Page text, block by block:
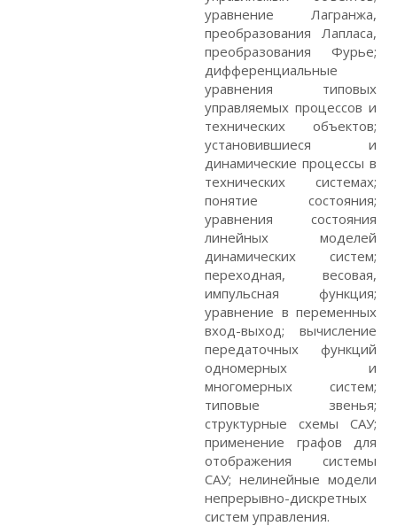
уравнение Лагранжа,
преобразования Лапласа,
преобразования Фурье;
дифференциальные
уравнения типовых
управляемых процессов и
технических объектов;
установившиеся и
динамические процессы в
технических системах;
понятие состояния;
уравнения состояния
линейных моделей
динамических систем;
переходная, весовая,
импульсная функция;
уравнение в переменных
вход-выход; вычисление
передаточных функций
одномерных и
многомерных систем;
типовые звенья;
структурные схемы САУ;
применение графов для
отображения системы
САУ; нелинейные модели
непрерывно-дискретных
систем управления.